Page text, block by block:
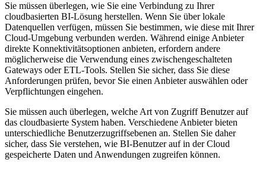
Sie müssen überlegen, wie Sie eine Verbindung zu Ihrer
cloudbasierten BI-Lösung herstellen. Wenn Sie über lokale
Datenquellen verfügen, müssen Sie bestimmen, wie diese mit Ihrer
Cloud-Umgebung verbunden werden. Während einige Anbieter
direkte Konnektivitätsoptionen anbieten, erfordern andere
möglicherweise die Verwendung eines zwischengeschalteten
Gateways oder ETL-Tools. Stellen Sie sicher, dass Sie diese
Anforderungen prüfen, bevor Sie einen Anbieter auswählen oder
Verpflichtungen eingehen.
Sie müssen auch überlegen, welche Art von Zugriff Benutzer auf
das cloudbasierte System haben. Verschiedene Anbieter bieten
unterschiedliche Benutzerzugriffsebenen an. Stellen Sie daher
sicher, dass Sie verstehen, wie BI-Benutzer auf in der Cloud
gespeicherte Daten und Anwendungen zugreifen können.